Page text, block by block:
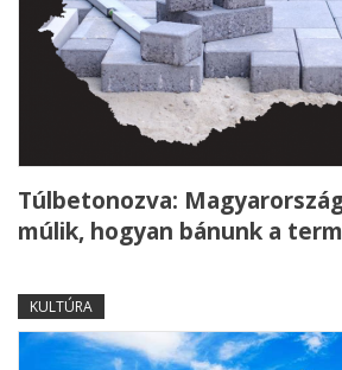
Túlbetonozva:
múlik, hogyan bánunk a
KULTÚRA